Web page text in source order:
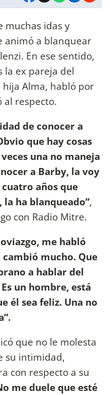
muchas idas y
animó a blanquear
En ese sentido,
la ex pareja del
Alma, habló por
al respecto.
de conocer a
que hay cosas
una no maneja
a Barby, la voy
años que
la ha blanqueado”,
con Radio Mitre.
me habló
cambió mucho. Que
a hablar del
un hombre, está
él sea feliz. Una no
que no le molesta
su intimidad,
con respecto a su
me duele que esté